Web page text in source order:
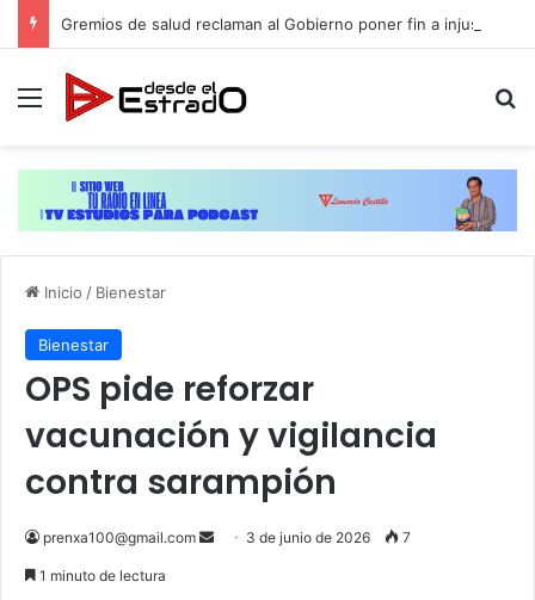
Menú
Inicio / Bienestar
Bienestar
OPS pide reforzar
vacunación y vigilancia
contra sarampión
prenxa100@gmail.com
Send 3 de junio de 2026 7
1 minuto de lectura